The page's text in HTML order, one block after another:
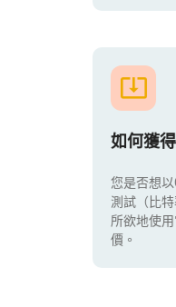
如何獲
您是否想
測試（比
所欲地使
價。